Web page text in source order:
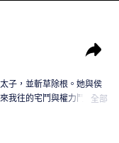
子，並斬草除根。她與侯
我往的宅鬥與權力鬥爭全部